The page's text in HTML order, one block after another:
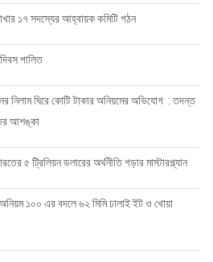
১৭ সদস্যের আহ্বায়ক কমিটি গঠন
পালিত
নিলাম ঘিরে কোটি টাকার অনিয়মের অভিযোগ : তদন্ত
আশঙ্কা
৫ ট্রিলিয়ন ডলারের অর্থনীতি গড়ার মাস্টারপ্ল্যান
১০০ এর বদলে ৬২ মিমি ঢালাই ইট ও খোয়া